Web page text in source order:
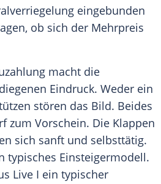
eingebunden
ob sich der Mehrpreis
macht die
Eindruck. Weder ein
stören das Bild. Beides
zum Vorschein. Die Klappen
sich sanft und selbsttätig.
typisches Einsteigermodell.
Live I ein typischer